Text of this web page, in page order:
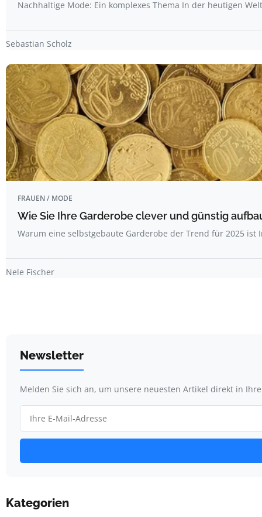
Nachhaltige Mode: Ein komplexes Thema In der heutigen
Sebastian Scholz
FRAUEN / MODE
Wie Sie Ihre Garderobe clever und günstig
Warum eine selbstgebaute Garderobe der Trend für 2025 ist
Nele Fischer
Newsletter
Melden Sie sich an, um unsere neuesten Artikel direkt in
Kategorien